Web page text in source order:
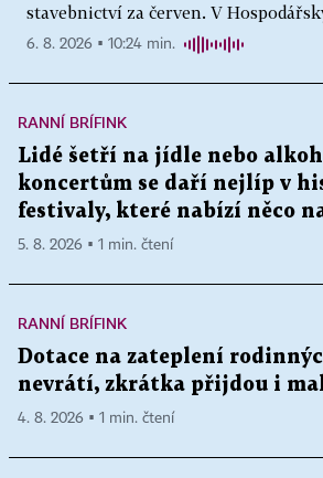
stavebnictví za červen. V
6. 8. 2026 ▪ 10:24 min.
RANNÍ BRÍFINK
Lidé šetří na jídle nebo
koncertům se daří nejlíp v
festivaly, které nabízí něco
5. 8. 2026 ▪ 1 min. čtení
RANNÍ BRÍFINK
Dotace na zateplení
nevrátí, zkrátka přijdou i
4. 8. 2026 ▪ 1 min. čtení